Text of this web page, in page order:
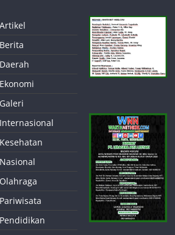
Artikel
Berita
Daerah
Ekonomi
Galeri
Internasional
Kesehatan
Nasional
Olahraga
Pariwisata
Pendidikan